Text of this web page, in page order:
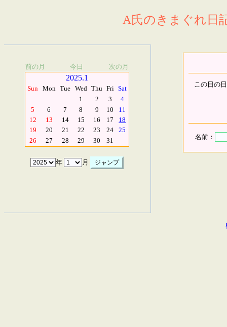
A氏のきまぐれ日
前の月 今日 次の月
2025.1
Sun Mon Tue Wed Thu Fri Sat
1
2 3
4
5
6 7 8 9 10
11
12
13 14 15 16 17
18
19
20 21 22 23 24
25
26
27 28 29 30 31
年 月
この日の
名前：